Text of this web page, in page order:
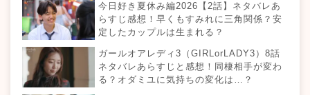
今日好き夏休み編2026【2話】ネタバレあ
らすじ感想！早くもすみれに三角関係？安
定したカップルは生まれる？
ガールオアレディ3（GIRLorLADY3）8話
ネタバレあらすじと感想！同棲相手が変わ
る？オダミユに気持ちの変化は…？